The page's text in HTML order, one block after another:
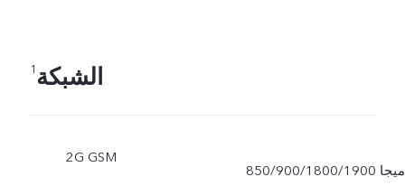
الشبكة 1
2G GSM
850/900/1800/1900 ميجا